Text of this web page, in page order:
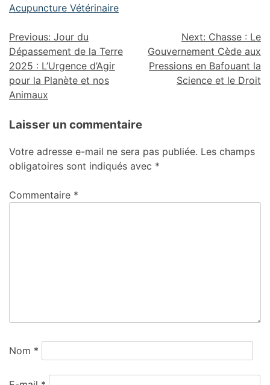
Acupuncture Vétérinaire
Previous: Jour du
Dépassement de la Terre
2025 : L’Urgence d’Agir
pour la Planète et nos
Animaux
Next: Chasse : Le
Gouvernement Cède aux
Pressions en Bafouant la
Science et le Droit
Laisser un commentaire
Votre adresse e-mail ne sera pas publiée. Les champs
obligatoires sont indiqués avec *
Commentaire *
Nom *